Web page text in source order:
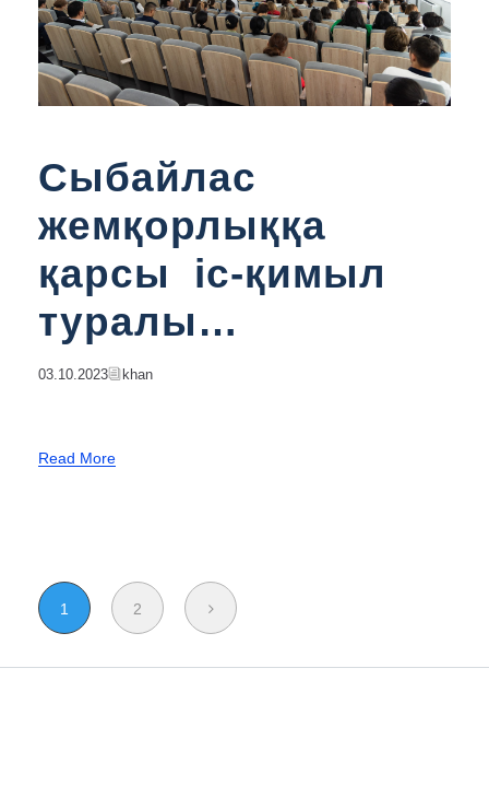
Сыбайлас
жемқорлыққа
қарсы іс-қимыл
туралы
заңнамаларды
03.10.2023 Khan
Read More
1 2